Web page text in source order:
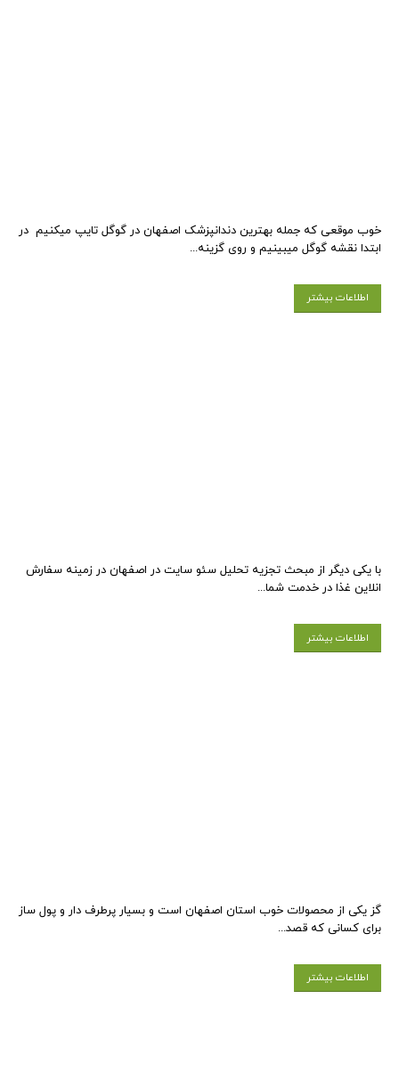
خوب موقعی که جمله بهترین دندانپزشک اصفهان در گوگل تایپ میکنیم در
ابتدا نقشه گوگل میبینیم و روی گزینه...
اطلاعات بیشتر
با یکی دیگر از مبحث تجزیه تحلیل سئو سایت در اصفهان در زمینه سفارش
انلاین غذا در خدمت شما...
اطلاعات بیشتر
گز یکی از محصولات خوب استان اصفهان است و بسیار پرطرف دار و پول ساز
برای کسانی که قصد...
اطلاعات بیشتر